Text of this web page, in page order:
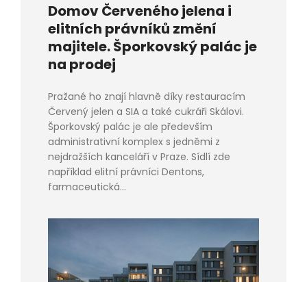
Domov Červeného jelena i
elitních právníků změní
majitele. Šporkovský palác je
na prodej
Pražané ho znají hlavně díky restauracím
Červený jelen a SIA a také cukráři Skálovi.
Šporkovský palác je ale především
administrativní komplex s jedněmi z
nejdražších kanceláří v Praze. Sídlí zde
například elitní právníci Dentons,
farmaceutická...